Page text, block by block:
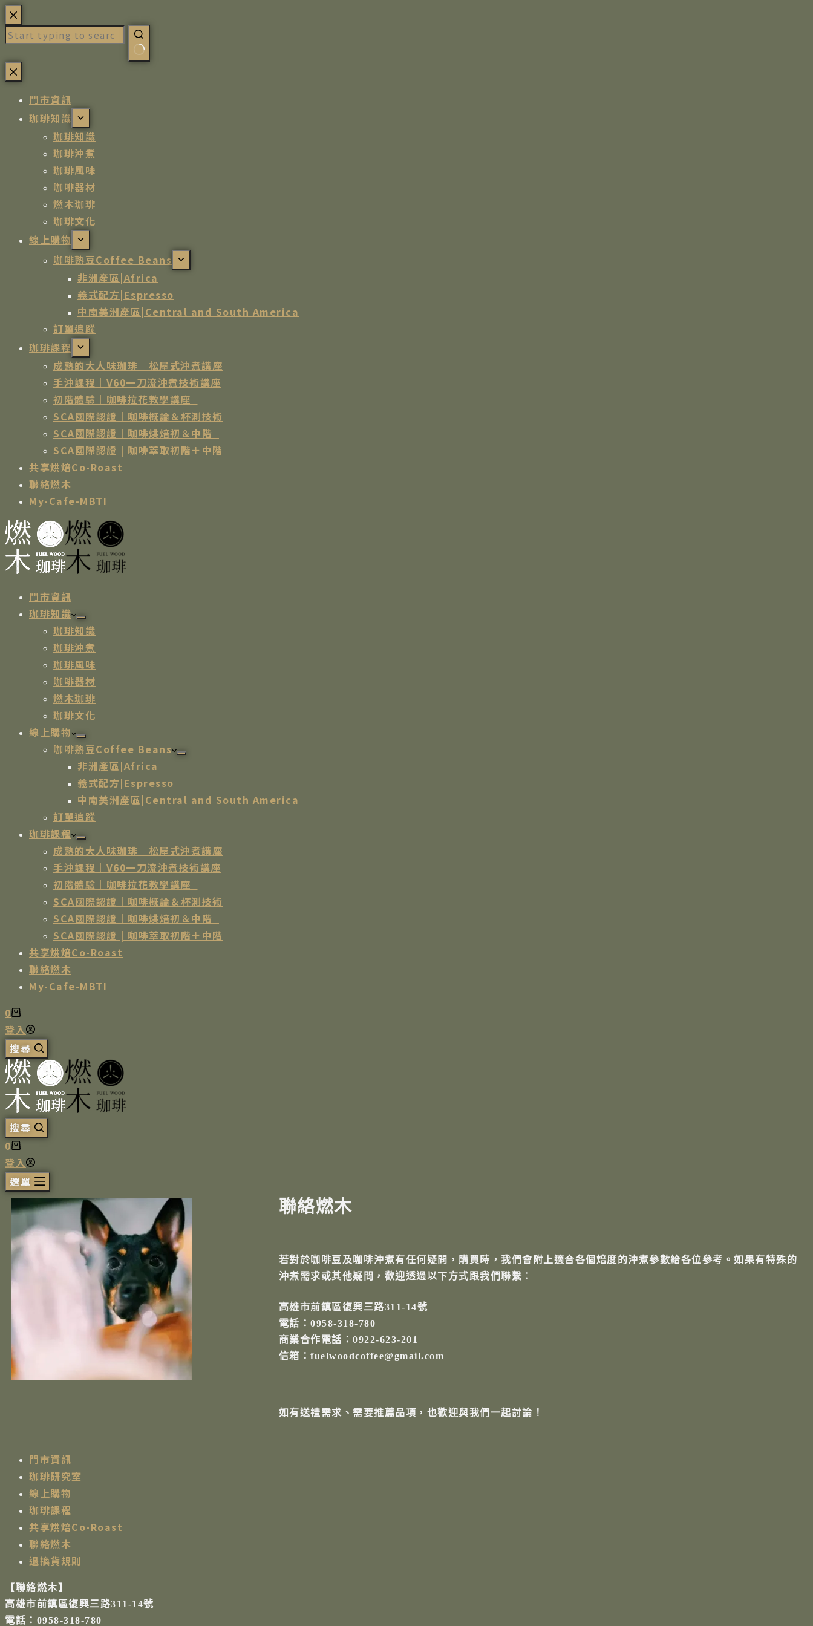
門市資訊
珈琲知識
珈琲知識
珈琲沖煮
珈琲風味
咖啡器材
燃木珈琲
珈琲文化
線上購物
咖啡熟豆Coffee Beans
非洲產區|Africa
義式配方|Espresso
中南美洲產區|Central and South America
訂單追蹤
珈琲課程
成熟的大人味珈琲｜松屋式沖煮講座
手沖課程｜V60一刀流沖煮技術講座
初階體驗｜咖啡拉花教學講座
SCA國際認證｜咖啡概論＆杯測技術
SCA國際認證｜咖啡烘焙初＆中階
SCA國際認證 | 咖啡萃取初階＋中階
共享烘焙Co-Roast
聯絡燃木
My-Cafe-MBTI
門市資訊
珈琲知識
珈琲知識
珈琲沖煮
珈琲風味
咖啡器材
燃木珈琲
珈琲文化
線上購物
咖啡熟豆Coffee Beans
非洲產區|Africa
義式配方|Espresso
中南美洲產區|Central and South America
訂單追蹤
珈琲課程
成熟的大人味珈琲｜松屋式沖煮講座
手沖課程｜V60一刀流沖煮技術講座
初階體驗｜咖啡拉花教學講座
SCA國際認證｜咖啡概論＆杯測技術
SCA國際認證｜咖啡烘焙初＆中階
SCA國際認證 | 咖啡萃取初階＋中階
共享烘焙Co-Roast
聯絡燃木
My-Cafe-MBTI
0
登入
搜尋
搜尋
0
登入
選單
聯絡燃木
若對於咖啡豆及咖啡沖煮有任何疑問，購買時，我們會附上適合各個焙度的沖煮參數給各位參考。如果有特殊的
沖煮需求或其他疑問，歡迎透過以下方式跟我們聯繫：
高雄市前鎮區復興三路311-14號
電話：0958-318-780
商業合作電話：0922-623-201
信箱：fuelwoodcoffee@gmail.com
如有送禮需求、需要推薦品項，也歡迎與我們一起討論！
門市資訊
珈琲研究室
線上購物
珈琲課程
共享烘焙Co-Roast
聯絡燃木
退換貨規則
【聯絡燃木】
高雄市前鎮區復興三路311-14號
電話：0958-318-780